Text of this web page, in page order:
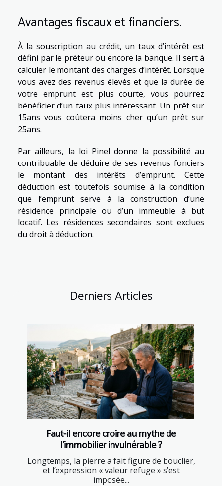
Avantages fiscaux et financiers.
À la souscription au crédit, un taux d’intérêt est
défini par le préteur ou encore la banque. Il sert à
calculer le montant des charges d’intérêt. Lorsque
vous avez des revenus élevés et que la durée de
votre emprunt est plus courte, vous pourrez
bénéficier d’un taux plus intéressant. Un prêt sur
15ans vous coûtera moins cher qu’un prêt sur
25ans.
Par ailleurs, la loi Pinel donne la possibilité au
contribuable de déduire de ses revenus fonciers
le montant des intérêts d’emprunt. Cette
déduction est toutefois soumise à la condition
que l’emprunt serve à la construction d’une
résidence principale ou d’un immeuble à but
locatif. Les résidences secondaires sont exclues
du droit à déduction.
Derniers Articles
Faut-il encore croire au mythe de
l’immobilier invulnérable ?
Longtemps, la pierre a fait figure de bouclier,
et l’expression « valeur refuge » s’est
imposée...